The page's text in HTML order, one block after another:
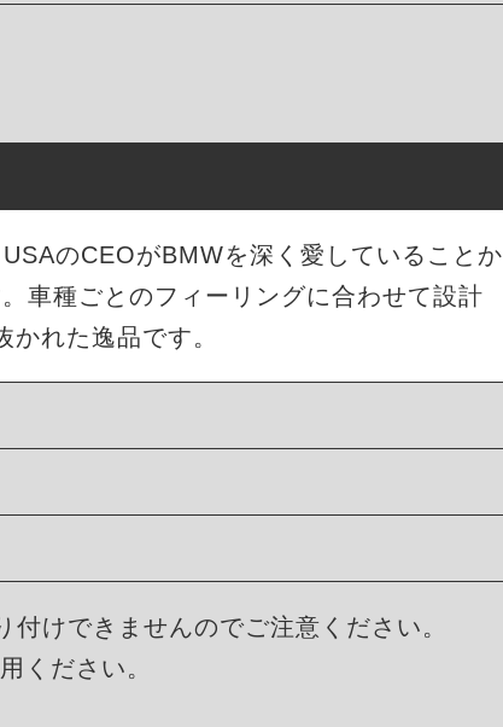
のCEOがBMWを深く愛していることか
車種ごとのフィーリングに合わせて設計
れた逸品です。
けできませんのでご注意ください。
ください。